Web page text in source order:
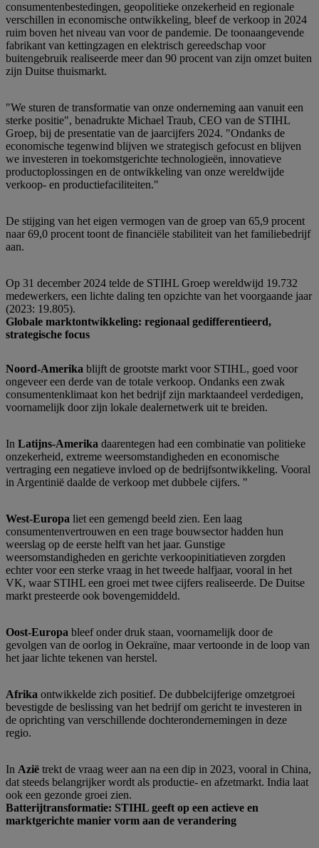
consumentenbestedingen, geopolitieke onzekerheid en regionale
verschillen in economische ontwikkeling, bleef de verkoop in 2024
ruim boven het niveau van voor de pandemie. De toonaangevende
fabrikant van kettingzagen en elektrisch gereedschap voor
buitengebruik realiseerde meer dan 90 procent van zijn omzet buiten
zijn Duitse thuismarkt.
"We sturen de transformatie van onze onderneming aan vanuit een
sterke positie", benadrukte Michael Traub, CEO van de STIHL
Groep, bij de presentatie van de jaarcijfers 2024. "Ondanks de
economische tegenwind blijven we strategisch gefocust en blijven
we investeren in toekomstgerichte technologieën, innovatieve
productoplossingen en de ontwikkeling van onze wereldwijde
verkoop- en productiefaciliteiten."
De stijging van het eigen vermogen van de groep van 65,9 procent
naar 69,0 procent toont de financiële stabiliteit van het familiebedrijf
aan.
Op 31 december 2024 telde de STIHL Groep wereldwijd 19.732
medewerkers, een lichte daling ten opzichte van het voorgaande jaar
(2023: 19.805).
Globale marktontwikkeling: regionaal gedifferentieerd,
strategische focus
Noord-Amerika blijft de grootste markt voor STIHL, goed voor
ongeveer een derde van de totale verkoop. Ondanks een zwak
consumentenklimaat kon het bedrijf zijn marktaandeel verdedigen,
voornamelijk door zijn lokale dealernetwerk uit te breiden.
In Latijns-Amerika daarentegen had een combinatie van politieke
onzekerheid, extreme weersomstandigheden en economische
vertraging een negatieve invloed op de bedrijfsontwikkeling. Vooral
in Argentinië daalde de verkoop met dubbele cijfers. "
West-Europa liet een gemengd beeld zien. Een laag
consumentenvertrouwen en een trage bouwsector hadden hun
weerslag op de eerste helft van het jaar. Gunstige
weersomstandigheden en gerichte verkoopinitiatieven zorgden
echter voor een sterke vraag in het tweede halfjaar, vooral in het
VK, waar STIHL een groei met twee cijfers realiseerde. De Duitse
markt presteerde ook bovengemiddeld.
Oost-Europa bleef onder druk staan, voornamelijk door de
gevolgen van de oorlog in Oekraïne, maar vertoonde in de loop van
het jaar lichte tekenen van herstel.
Afrika ontwikkelde zich positief. De dubbelcijferige omzetgroei
bevestigde de beslissing van het bedrijf om gericht te investeren in
de oprichting van verschillende dochterondernemingen in deze
regio.
In Azië trekt de vraag weer aan na een dip in 2023, vooral in China,
dat steeds belangrijker wordt als productie- en afzetmarkt. India laat
ook een gezonde groei zien.
Batterijtransformatie: STIHL geeft op een actieve en
marktgerichte manier vorm aan de verandering